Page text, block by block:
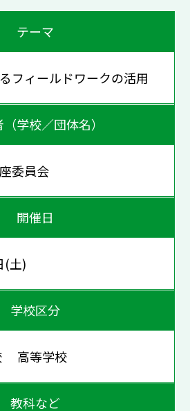
テーマ
フィールドワークの活用
学校／団体名）
委員会
開催日
(土)
学校区分
高等学校
教科など